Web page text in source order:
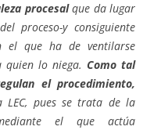
procesalque da lugar
proceso-y consiguiente
el que ha de ventilarse
quien lo niega. Como tal
el procedimiento,
pues se trata de la
el que actúa